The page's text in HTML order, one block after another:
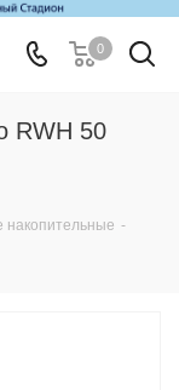
0
RWH 50
накопительные -